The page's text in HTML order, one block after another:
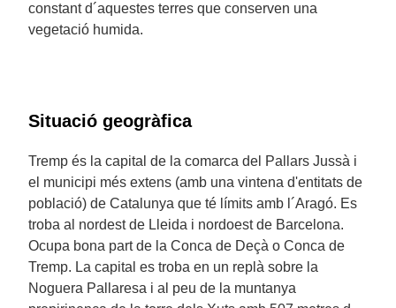
constant d´aquestes terres que conserven una
vegetació humida.
Situació geogràfica
Tremp és la capital de la comarca del Pallars Jussà i
el municipi més extens (amb una vintena d'entitats de
població) de Catalunya que té límits amb l´Aragó. Es
troba al nordest de Lleida i nordoest de Barcelona.
Ocupa bona part de la Conca de Deçà o Conca de
Tremp. La capital es troba en un replà sobre la
Noguera Pallaresa i al peu de la muntanya